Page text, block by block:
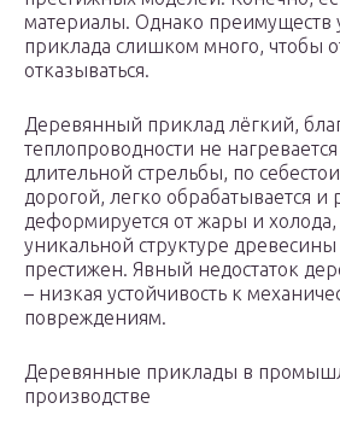
материалы. Однако преимуществ
приклада слишком много, чтобы
отказываться.
Деревянный приклад лёгкий,
теплопроводности не
длительной стрельбы, по
дорогой, легко обрабатывается и
деформируется от жары и холода,
уникальной структуре
престижен. Явный недостаток
– низкая устойчивость к
повреждениям.
Деревянные приклады в
производстве